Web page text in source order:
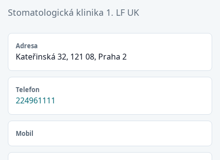
Stomatologická klinika 1. LF UK
Adresa
Kateřinská 32, 121 08, Praha 2
Telefon
224961111
Mobil